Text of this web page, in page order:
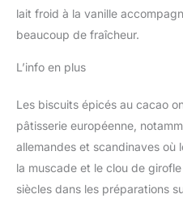
lait froid à la vanille
beaucoup de fraîcheur.
L’info en plus
Les biscuits épicés au cacao
pâtisserie européenne,
allemandes et scandinaves où
la muscade et le clou de
siècles dans les préparations